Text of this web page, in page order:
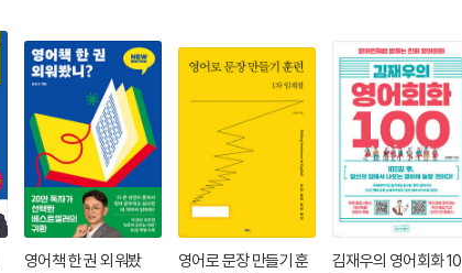
영어책 한 권 외워봤
영어로 문장 만들기 훈
김재우의 영어회화 10